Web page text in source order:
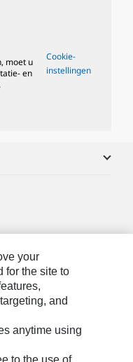
moet u
en
Cookie-
instellingen
your
for the site to
and
anytime using
to the use of